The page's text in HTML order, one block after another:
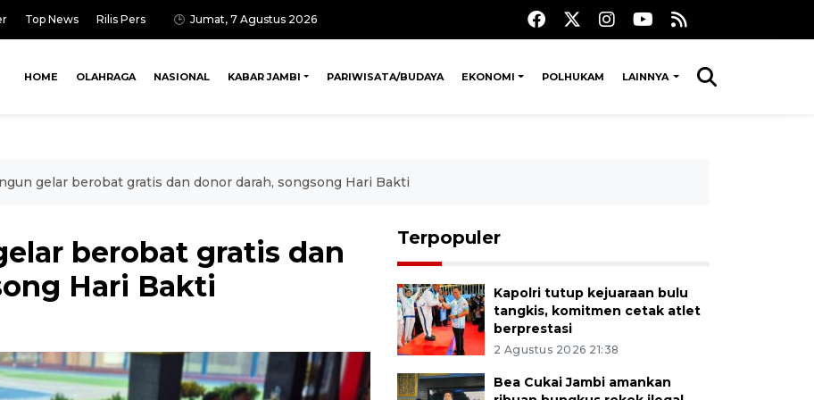
Top News Rilis Pers Jumat, 7 Agustus 2026
HOME OLAHRAGA NASIONAL KABAR JAMBI PARIWISATA/BUDAYA EKONOMI POLHUKAM LAINNYA
gelar berobat gratis dan donor darah, songsong Hari Bakti
berobat gratis dan
Hari Bakti
Terpopuler
Kapolri tutup kejuaraan bulu
tangkis, komitmen cetak atlet
berprestasi
2 Agustus 2026 21:38
Bea Cukai Jambi amankan